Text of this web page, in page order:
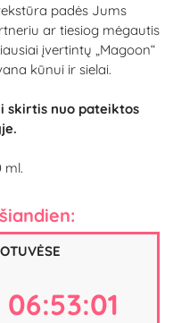
padės Jums
ar tiesiog mėgautis
įvertintų „Magoon“
kūnui ir sielai.
skirtis nuo pateiktos
ml.
šiandien:
06:53:00